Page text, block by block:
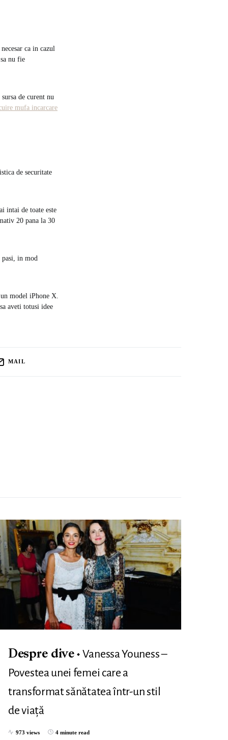
ca in cazul
nu fie
de curent nu
mufa incarcare
de securitate
intai de toate este
20 pana la 30
pasi, in mod
model iPhone X.
aveti totusi idee
MAIL
Despre dive
Vanessa Youness –
Povestea unei femei care a
transformat sănătatea într-un stil
de viață
973 views 4 minute read